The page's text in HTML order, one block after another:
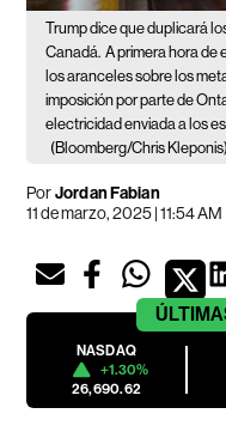
Trump dice que duplicará
Canadá. A primera hora de
los aranceles sobre los
imposición por parte de
electricidad enviada a los
(Bloomberg/Chris Kleponis)
PorJordan Fabian
11 de marzo, 2025 | 11:54 AM
NASDAQ
+1.30%
26,690.62